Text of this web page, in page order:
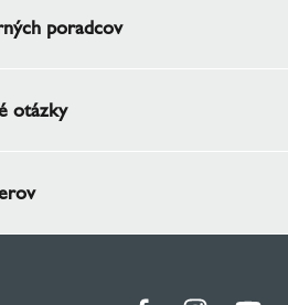
poradcov
otázky